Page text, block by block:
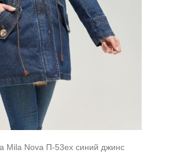
Mila Nova П-53ех синий джинс